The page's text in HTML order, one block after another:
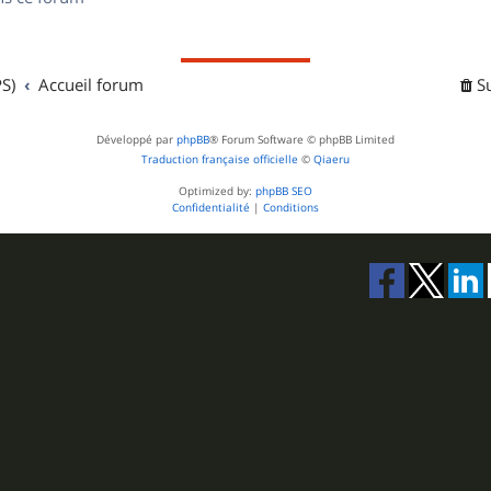
Accueil forum
Développé par phpBB® Forum Software © phpBB Limited
Traduction française officielle © Qiaeru
Optimized by: phpBB SEO
Confidentialité | Conditions